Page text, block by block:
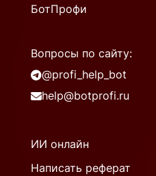
БотПрофи
Вопросы по сайту:
@profi_help_bot
help@botprofi.ru
ИИ онлайн
Написать реферат